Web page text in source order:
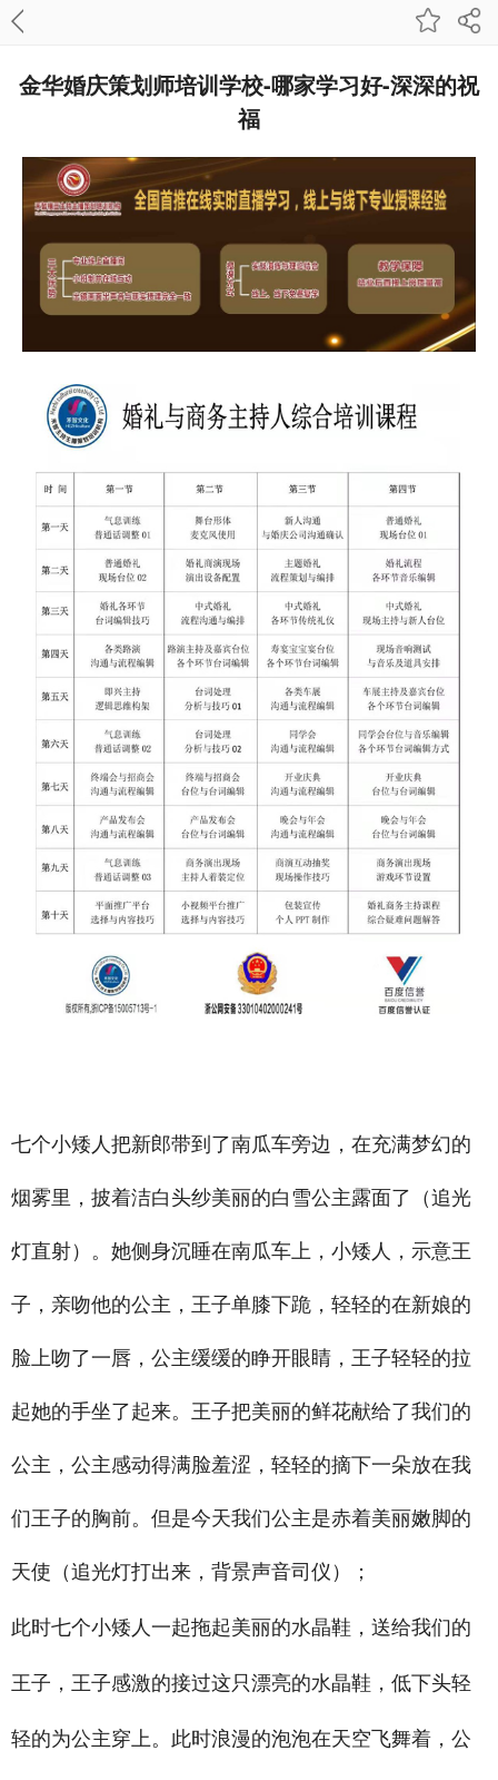
金华婚庆策划师培训学校-哪家学习好-深深的祝
福
七个小矮人把新郎带到了南瓜车旁边，在充满梦幻的
烟雾里，披着洁白头纱美丽的白雪公主露面了（追光
灯直射）。她侧身沉睡在南瓜车上，小矮人，示意王
子，亲吻他的公主，王子单膝下跪，轻轻的在新娘的
脸上吻了一唇，公主缓缓的睁开眼睛，王子轻轻的拉
起她的手坐了起来。王子把美丽的鲜花献给了我们的
公主，公主感动得满脸羞涩，轻轻的摘下一朵放在我
们王子的胸前。但是今天我们公主是赤着美丽嫩脚的
天使（追光灯打出来，背景声音司仪）；
此时七个小矮人一起拖起美丽的水晶鞋，送给我们的
王子，王子感激的接过这只漂亮的水晶鞋，低下头轻
轻的为公主穿上。此时浪漫的泡泡在天空飞舞着，公